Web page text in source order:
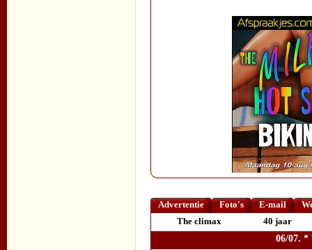
Advertentie Foto's E-mail
The climax
40 jaar
06/07. *